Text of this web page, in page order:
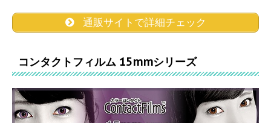
通販サイトで詳細チェック
コンタクトフィルム 15mmシリーズ